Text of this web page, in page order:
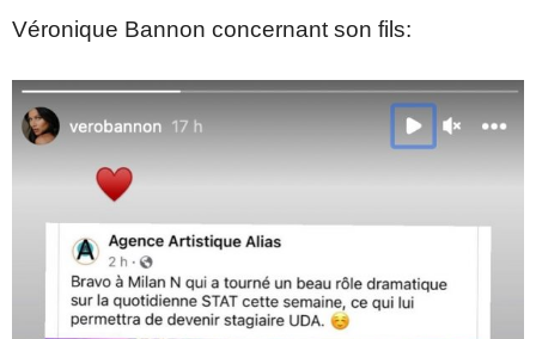
Véronique Bannon concernant son fils: